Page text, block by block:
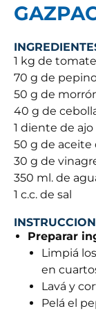
1 kg de
70 g de
50 g de
40 g de
1 diente de ajo
50 g de aceite
30 g de
350 ml. de
1 c.c. de sal
Preparar
Limpiá
en
Lavá y
Pelá el